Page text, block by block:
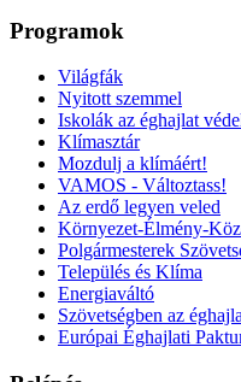
Programok
Világfák
Nyitott szemmel
Iskolák az éghajlat
Klímasztár
Mozdulj a klímáért!
VAMOS - Változtass!
Az erdő legyen veled
Környezet-Élmény-
Polgármesterek
Település és Klíma
Energiaváltó
Szövetségben az
Európai Éghajlati